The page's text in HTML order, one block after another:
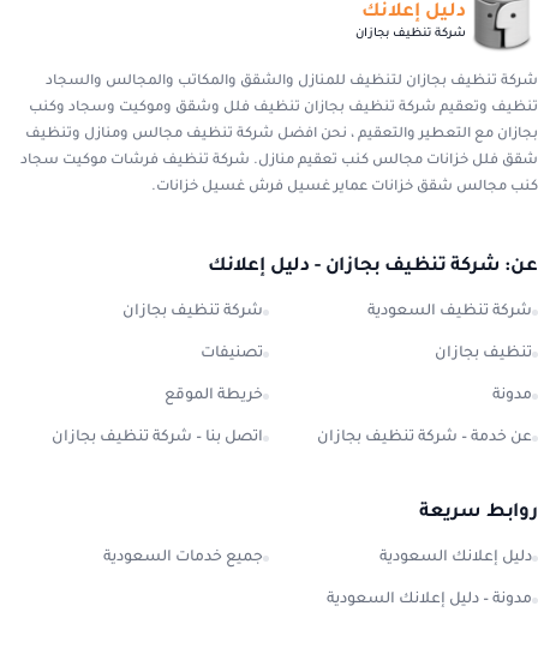
دليل إعلانك
شركة تنظيف بجازان
شركة تنظيف بجازان لتنظيف للمنازل والشقق والمكاتب والمجالس والسجاد
تنظيف وتعقيم شركة تنظيف بجازان تنظيف فلل وشقق وموكيت وسجاد وكنب
بجازان مع التعطير والتعقيم ، نحن افضل شركة تنظيف مجالس ومنازل وتنظيف
شقق فلل خزانات مجالس كنب تعقيم منازل. شركة تنظيف فرشات موكيت سجاد
كنب مجالس شقق خزانات عماير غسيل فرش غسيل خزانات.
عن: شركة تنظيف بجازان - دليل إعلانك
شركة تنظيف السعودية شركة تنظيف بجازان
تنظيف بجازان تصنيفات
مدونة خريطة الموقع
عن خدمة – شركة تنظيف بجازان اتصل بنا – شركة تنظيف بجازان
روابط سريعة
دليل إعلانك السعودية جميع خدمات السعودية
مدونة – دليل إعلانك السعودية